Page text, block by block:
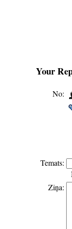
Your
No:
Temats:
Ziņa: